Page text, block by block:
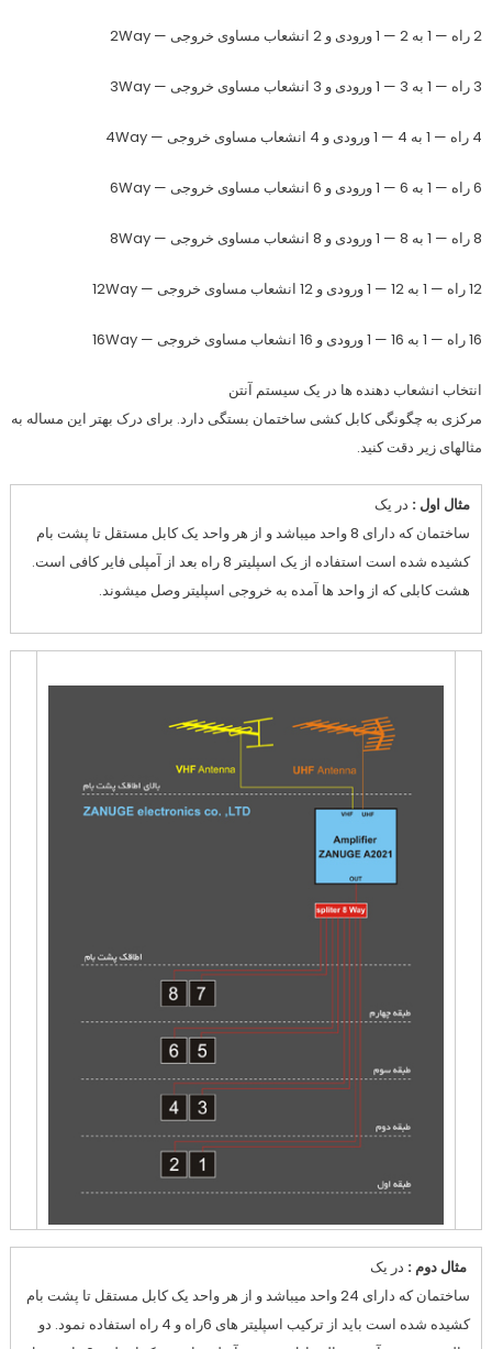
2 راه — 1 به 2 — 1 ورودی و 2 انشعاب مساوی خروجی — 2Way
3 راه — 1 به 3 — 1 ورودی و 3 انشعاب مساوی خروجی — 3Way
4 راه — 1 به 4 — 1 ورودی و 4 انشعاب مساوی خروجی — 4Way
6 راه — 1 به 6 — 1 ورودی و 6 انشعاب مساوی خروجی — 6Way
8 راه — 1 به 8 — 1 ورودی و 8 انشعاب مساوی خروجی — 8Way
12 راه — 1 به 12 — 1 ورودی و 12 انشعاب مساوی خروجی — 12Way
16 راه — 1 به 16 — 1 ورودی و 16 انشعاب مساوی خروجی — 16Way
انتخاب انشعاب دهنده ها در یک سیستم آنتن
مرکزی به چگونگی کابل کشی ساختمان بستگی دارد. برای درک بهتر این مساله به
مثالهای زیر دقت کنید.
مثال اول : در یک
ساختمان که دارای 8 واحد میباشد و از هر واحد یک کابل مستقل تا پشت بام
کشیده شده است استفاده از یک اسپلیتر 8 راه بعد از آمپلی فایر کافی است.
هشت کابلی که از واحد ها آمده به خروجی اسپلیتر وصل میشوند.
مثال دوم : در یک
ساختمان که دارای 24 واحد میباشد و از هر واحد یک کابل مستقل تا پشت بام
کشیده شده است باید از ترکیب اسپلیتر های 6راه و 4 راه استفاده نمود. دو